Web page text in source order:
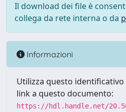
Il download dei file è
collega da rete interna o da
Informazioni
Utilizza questo
link a questo documento:
https://hdl.handle.net/